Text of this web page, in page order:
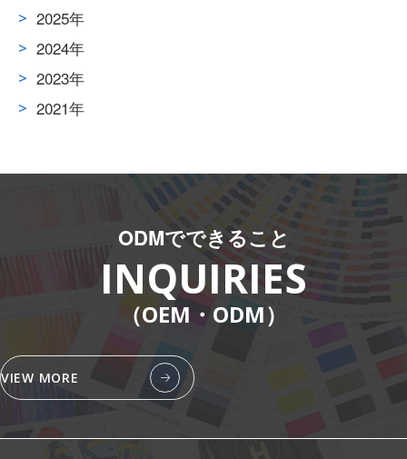
2025年
2024年
2023年
2021年
ODMでできること
INQUIRIES
（OEM・ODM）
VIEW MORE